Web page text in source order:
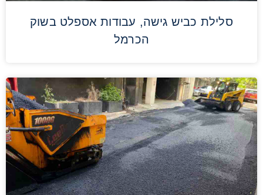
סלילת כביש גישה, עבודות אספלט בשוק
הכרמל